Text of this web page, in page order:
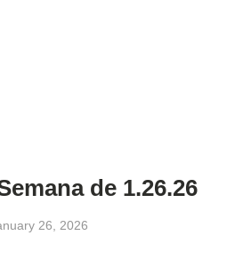
de 1.26.26
26, 2026